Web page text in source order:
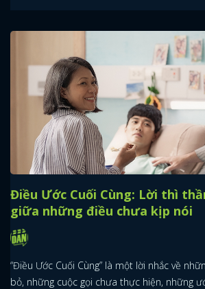
Điều Ước Cuối Cùng: Lời thì
giữa những điều chưa kịp nói
“Điều Ước Cuối Cùng” là một lời nhắc về
bỏ, những cuộc gọi chưa thực hiện, những